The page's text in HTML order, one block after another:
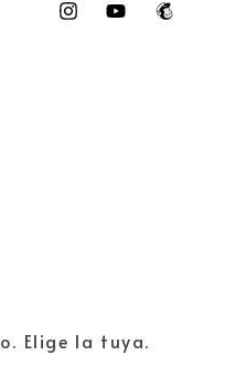
Elige la tuya.